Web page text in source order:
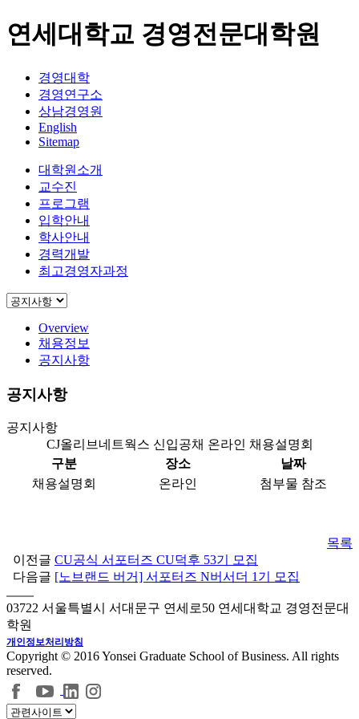
연세대학교 경영전문대학원
경영대학
경영연구소
상남경영원
English
Sitemap
대학원소개
교수진
프로그램
입학안내
학사안내
경력개발
최고경영자과정
Overview
채용정보
공지사항
공지사항
공지사항
CJ올리브네트웍스 신입공채 온라인 채용설명회
구분
장소
날짜
채용설명회
온라인 첨부물 참조
목록
이전글 CU공식 서포터즈 CU덕후 53기 모집
다음글 [노브랜드 버거] 서포터즈 N버서더 1기 모집
03722 서울특별시 서대문구 연세로50 연세대학교 경영전문대
학원
개인정보처리방침
Copyright © 2016 Yonsei Graduate School of Business. All rights
reserved.